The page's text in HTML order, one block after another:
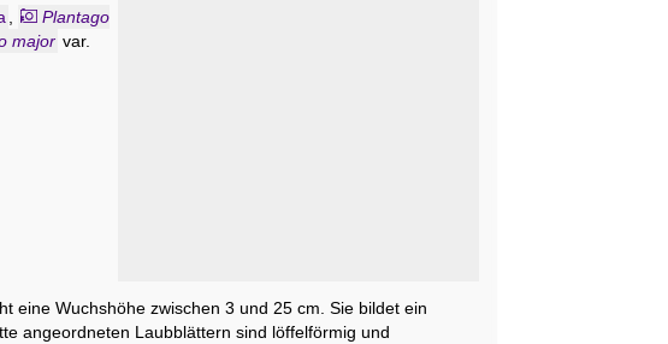
Plantago
major var.
eine Wuchshöhe zwischen 3 und 25 cm. Sie bildet ein
angeordneten Laubblättern sind löffelförmig und